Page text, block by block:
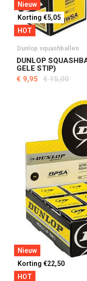
Nieuw
Korting €5,05
HOT
Dunlop squashballen
DUNLOP
GELE STIP)
€ 9,95
€ 15,00
Nieuw
Korting €22,50
HOT